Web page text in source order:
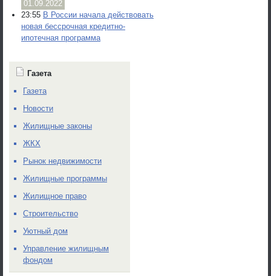
01.09.2022
23:55 В России начала действовать
новая бессрочная кредитно-
ипотечная программа
Газета
Газета
Новости
Жилищные законы
ЖКХ
Рынок недвижимости
Жилищные программы
Жилищное право
Строительство
Уютный дом
Управление жилищным
фондом